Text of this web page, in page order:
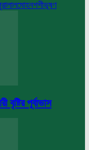
লালমোহনশশীভূষণ
পূর্বাভাস